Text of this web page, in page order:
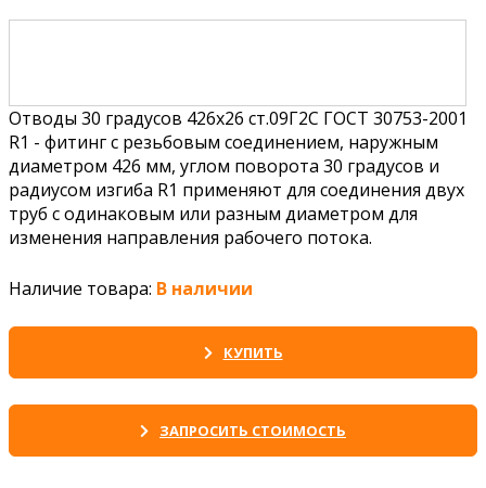
Отводы 30 градусов 426х26 ст.09Г2С ГОСТ 30753-2001
R1 - фитинг с резьбовым соединением, наружным
диаметром 426 мм, углом поворота 30 градусов и
радиусом изгиба R1 применяют для соединения двух
труб с одинаковым или разным диаметром для
изменения направления рабочего потока.
Наличие товара: В наличии
КУПИТЬ
ЗАПРОСИТЬ СТОИМОСТЬ